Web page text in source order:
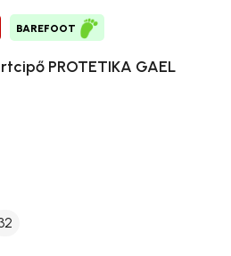
BAREFOOT
PROTETIKA GAEL